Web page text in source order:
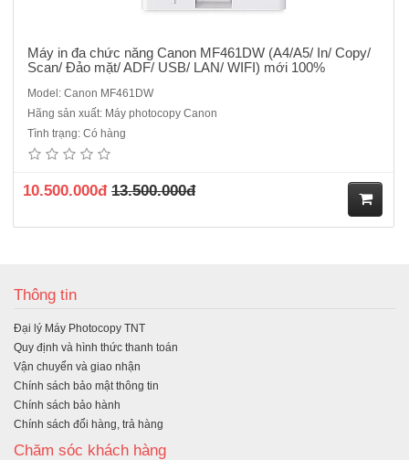
Máy in đa chức năng Canon MF461DW (A4/A5/ In/ Copy/
Scan/ Đảo mặt/ ADF/ USB/ LAN/ WIFI) mới 100%
Model: Canon MF461DW
Hãng sản xuất: Máy photocopy Canon
Tình trạng: Có hàng
10.500.000đ 13.500.000đ
Thông tin
Đại lý Máy Photocopy TNT
Quy định và hình thức thanh toán
Vận chuyển và giao nhận
Chính sách bảo mật thông tin
Chính sách bảo hành
Chính sách đổi hàng, trả hàng
Chăm sóc khách hàng